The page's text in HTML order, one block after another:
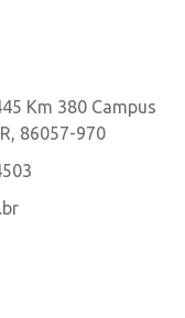
Km 380 Campus
86057-970